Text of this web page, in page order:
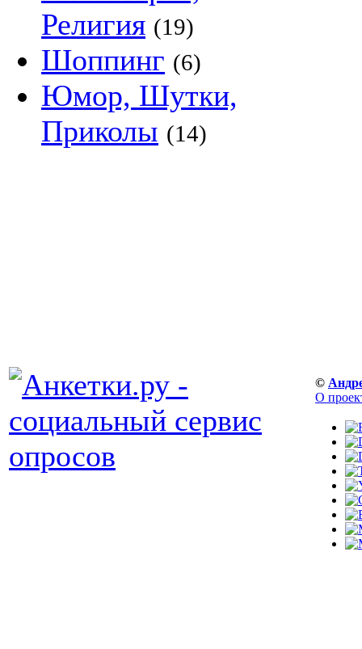
Религия (19)
Шоппинг (6)
Юмор, Шутки,
Приколы (14)
©
О